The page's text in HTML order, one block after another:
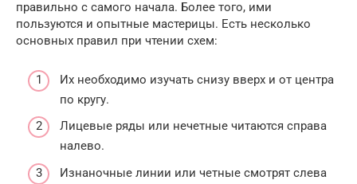
правильно с самого начала. Более того, ими
пользуются и опытные мастерицы. Есть несколько
основных правил при чтении схем:
Их необходимо изучать снизу вверх и от центра
по кругу.
Лицевые ряды или нечетные читаются справа
налево.
Изнаночные линии или четные смотрят слева